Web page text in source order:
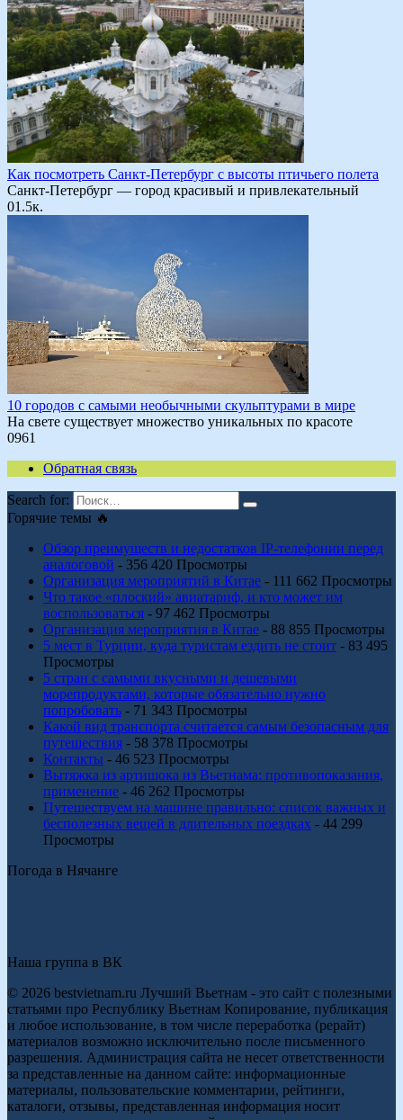
Как посмотреть Санкт-Петербург с высоты птичьего полета
Санкт-Петербург — город красивый и привлекательный
01.5к.
10 городов с самыми необычными скульптурами в мире
На свете существует множество уникальных по красоте
0961
Обратная связь
Search for:
Горячие темы 🔥
Обзор преимуществ и недостатков IP-телефонии перед
аналоговой - 356 420 Просмотры
Организация мероприятий в Китае - 111 662 Просмотры
Что такое «плоский» авиатариф, и кто может им
воспользоваться - 97 462 Просмотры
Организация мероприятия в Китае - 88 855 Просмотры
5 мест в Турции, куда туристам ездить не стоит - 83 495
Просмотры
5 стран с самыми вкусными и дешевыми
морепродуктами, которые обязательно нужно
попробовать - 71 343 Просмотры
Какой вид транспорта считается самым безопасным для
путешествия - 58 378 Просмотры
Контакты - 46 523 Просмотры
Вытяжка из артишока из Вьетнама: противопоказания,
применение - 46 262 Просмотры
Путешествуем на машине правильно: список важных и
бесполезных вещей в длительных поездках - 44 299
Просмотры
Погода в Нячанге
Наша группа в ВК
© 2026 bestvietnam.ru Лучший Вьетнам - это сайт с полезными
статьями про Республику Вьетнам Копирование, публикация
и любое использование, в том числе переработка (рерайт)
материалов возможно исключительно после письменного
разрешения. Администрация сайта не несет ответственности
за представленные на данном сайте: информационные
материалы, пользовательские комментарии, рейтинги,
каталоги, отзывы, представленная информация носит